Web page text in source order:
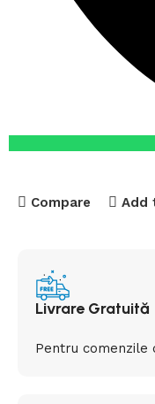
Compare Add
Livrare Gratuită
Pentru comenzile